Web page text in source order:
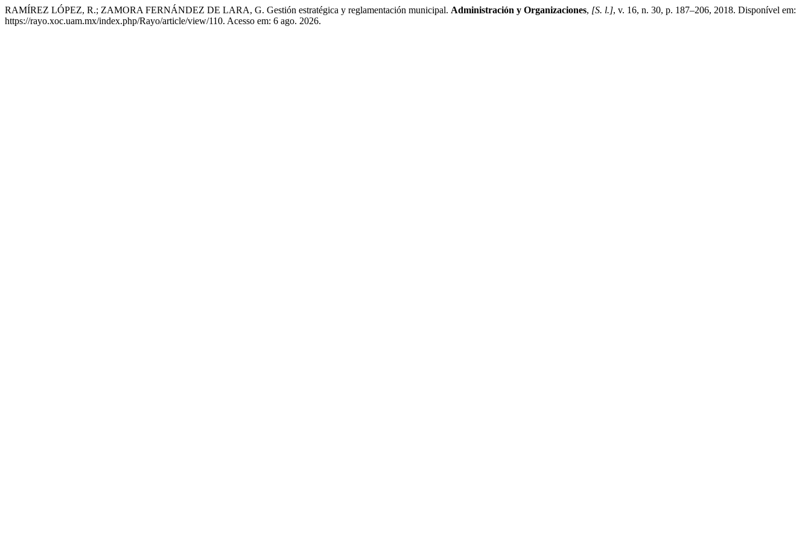
RAMÍREZ LÓPEZ, R.; ZAMORA FERNÁNDEZ DE LARA, G. Gestión estratégica y reglamentación municipal. Administración y Organizaciones, [S. l.], v. 16, n. 30, p. 187–206, 2018. Disponível em:
https://rayo.xoc.uam.mx/index.php/Rayo/article/view/110. Acesso em: 6 ago. 2026.